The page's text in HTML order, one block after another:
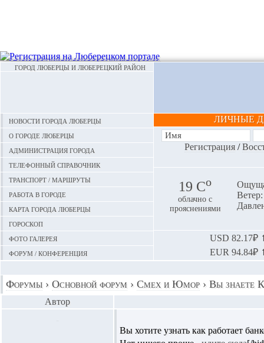
ГОРОД ЛЮБЕРЦЫ И ЛЮБЕРЕЦКИЙ РАЙОН
Новости города Люберцы
О городе Люберцы
Администрация города
Телефонный справочник
Транспорт / маршруты
Работа в городе
Карта города Люберцы
Гороскоп
Фото галерея
Форум / конференция
ЛИЧНЫЕ
Регистрация/
19 Сo
облачно с
прояснениями
USD 82.17₽
EUR 94.84₽
Форумы › Основной форум › Смех и Юмор › Вы знаете
Автор
Вы хотите узнать как работает